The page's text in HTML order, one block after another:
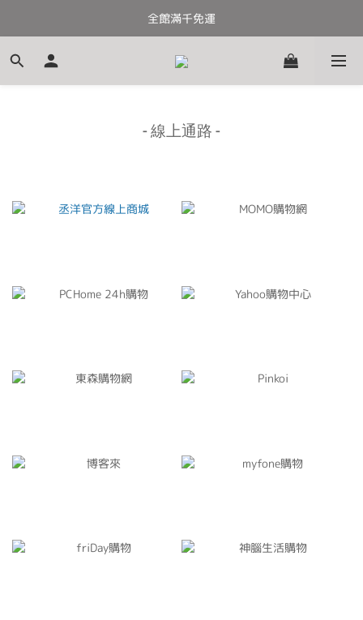
全館滿千免運
全館滿千免運
加入會員送100元購物金
- 線上通路 -